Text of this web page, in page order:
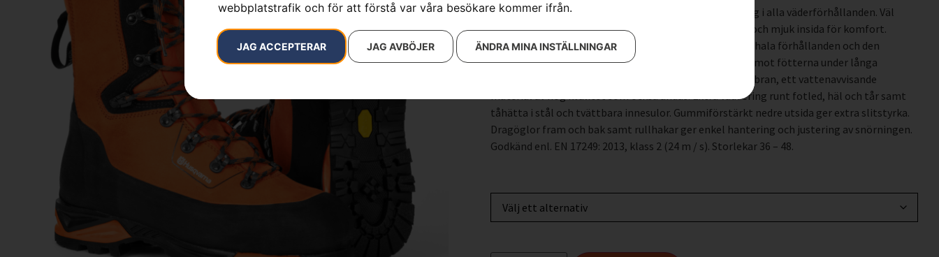
webbplatstrafik och för att förstå var våra besökare kommer ifrån.
JAG ACCEPTERAR JAG AVBÖJER ÄNDRA MINA INSTÄLLNINGAR
Mycket lätt och bekväm sågskyddskänga för användning i alla väderförhållanden. Väl
utformad hälkonstruktion med hög och stabil överdel och mjuk insida för komfort.
Vibram®-sulan ger utmärkt grepp under kalla, våta och hala förhållanden och den
stötdämpande mellansulan gör kängorna skonsamma mot fötterna under långa
arbetsdagar. Tillverkade av läder med Sympatex®-membran, ett vattenavvisande
material av hög kvalitet som också andas. Extra vaddering runt fotled, häl och tår samt
tåhätta i stål och tvättbara innesulor. Gummiförstärkt nedre utsida ger extra slitstyrka.
Dragöglor fram och bak samt rullhakar ger enkel hantering och justering av snörningen.
Godkänd enl. EN 17249: 2013, klass 2 (24 m / s). Storlekar 36 – 48.